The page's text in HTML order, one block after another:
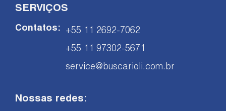
SERVIÇOS
Contatos:
+55 11 2692-7062
+55 11 97302-5671
service@buscarioli.com.br
Nossas redes: